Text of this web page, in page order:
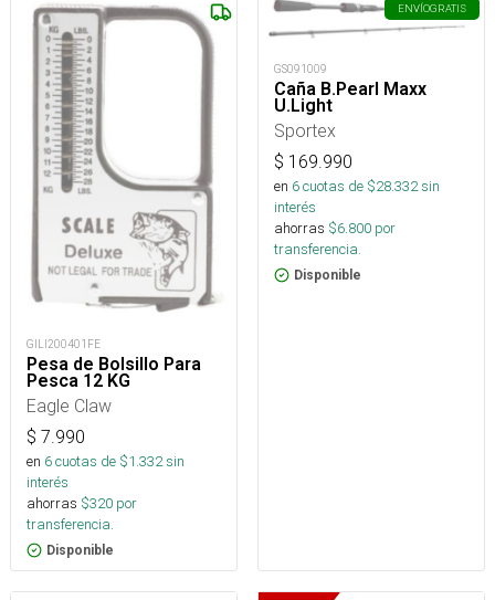
GILI200401FE
Pesa de Bolsillo Para
Pesca 12 KG
Eagle Claw
$ 7.990
en 6cuotas de $1.332sin
interés
ahorras $320 por
transferencia.
Disponible
ENVÍOGRATIS
GS091009
Caña B.Pearl Maxx
U.Light
Sportex
$ 169.990
en 6cuotas de $28.332sin
interés
ahorras $6.800 por
transferencia.
Disponible